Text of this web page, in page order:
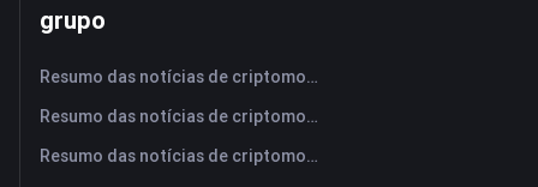
grupo
Resumo das notícias de criptomoedas da FameEX hoje | 7 de agosto de 2026
Resumo das notícias de criptomoedas da FameEX hoje | 6 de agosto de 2026
Resumo das notícias de criptomoedas da FameEX hoje | 5 de agosto de 2026